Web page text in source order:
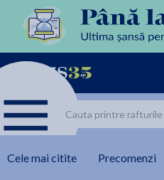
Cele mai citite Precomenzi